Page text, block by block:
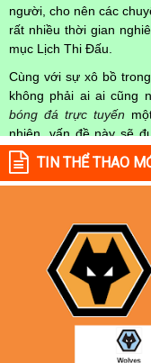
người, cho nên các
rất nhiều thời gian
mục Lịch Thi Đấu.
Cùng với sự xô bồ
không phải ai ai cũng
bóng đá trực tuyến
nhiên, vấn đề này sẽ
truy cập vào chuyên
mọi người hoàn toàn
đấu bóng đá Việt Nam
cả 2 đội tuyển
Không chỉ dừng lại ở
nhật được chính xác
trực tiếp ở trên những
như: VTV3, K+, SCTV,
bỏ lỡ bất kỳ một trận
thường xuyên vào
TIN THỂ THAO